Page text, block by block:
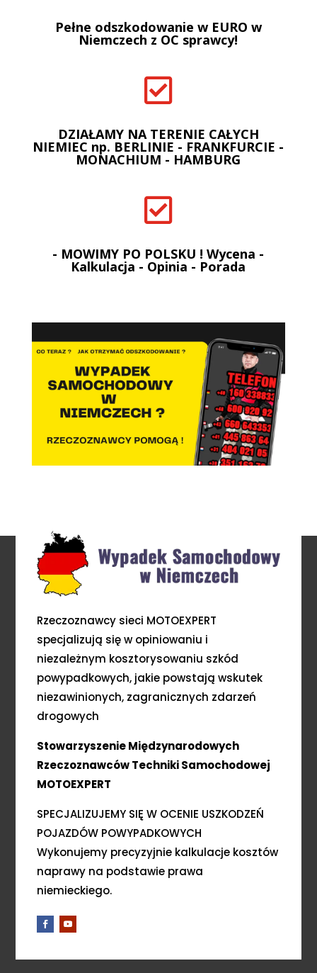
Pełne odszkodowanie w EURO w
Niemczech z OC sprawcy!

DZIAŁAMY NA TERENIE CAŁYCH
NIEMIEC np. BERLINIE - FRANKFURCIE -
MONACHIUM - HAMBURG

- MOWIMY PO POLSKU ! Wycena -
Kalkulacja - Opinia - Porada
Rzeczoznawcy sieci MOTOEXPERT
specjalizują się w opiniowaniu i
niezależnym kosztorysowaniu szkód
powypadkowych, jakie powstają wskutek
niezawinionych, zagranicznych zdarzeń
drogowych
Stowarzyszenie Międzynarodowych
Rzeczoznawców Techniki Samochodowej
MOTOEXPERT
SPECJALIZUJEMY SIĘ W OCENIE USZKODZEŃ
POJAZDÓW POWYPADKOWYCH
Wykonujemy precyzyjnie kalkulacje kosztów
naprawy na podstawie prawa
niemieckiego.